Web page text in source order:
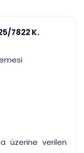
takibi
rapor
hepsi bir arada.
7822 K.
üzerine verilen